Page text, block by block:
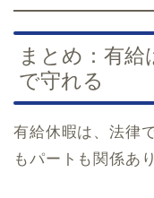
まとめ：有給
で守れる
有給休暇は、法律
もパートも関係あ